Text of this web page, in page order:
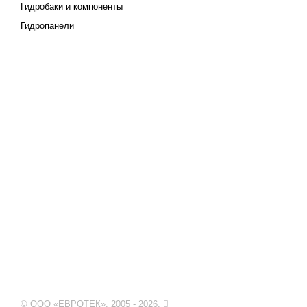
Гидробаки и компоненты
Гидропанели
© ООО «ЕВРОТЕК». 2005 - 2026.